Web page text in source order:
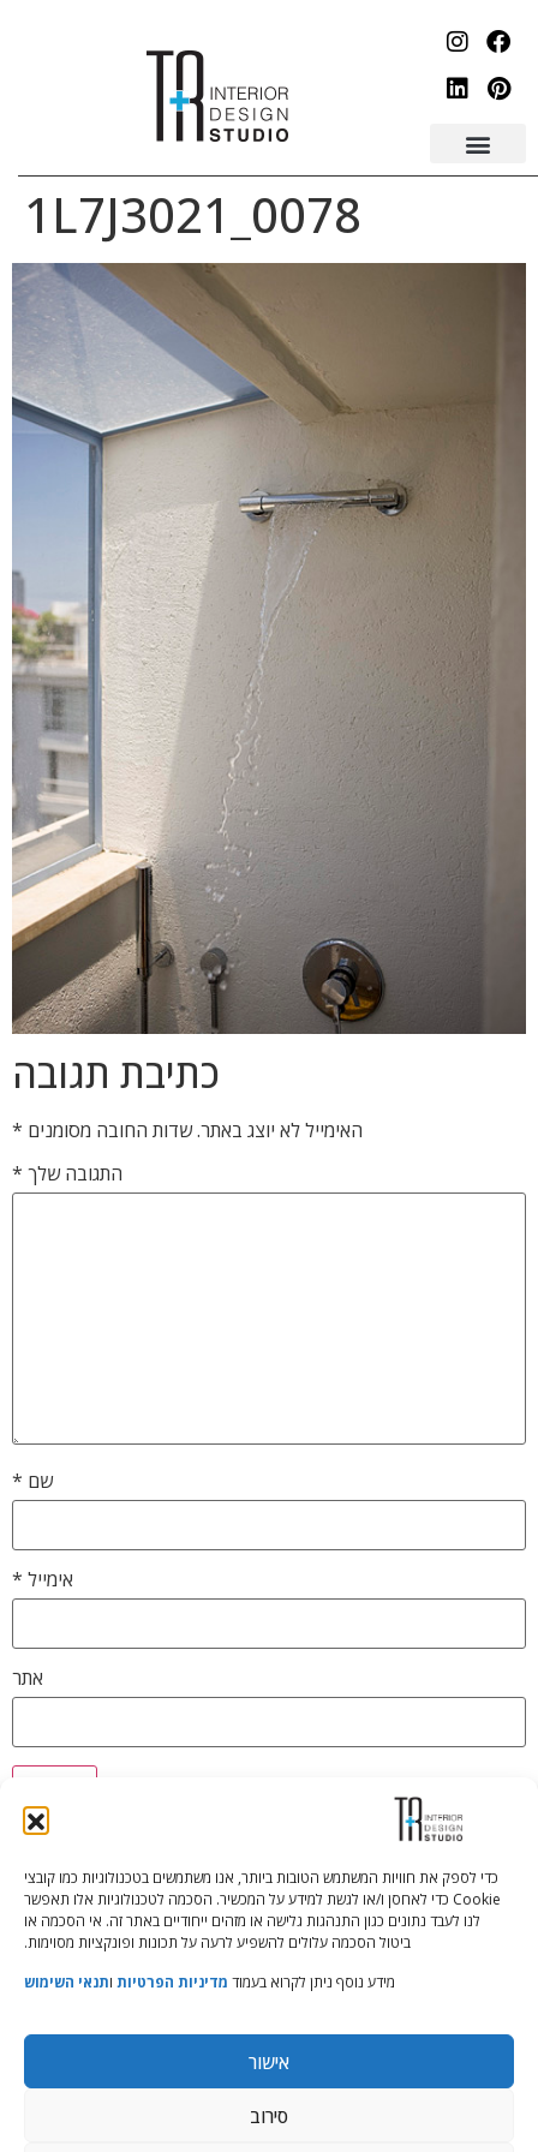
כדי לספק את חוויות המשתמש הטובות ביותר, אנו משתמשים בטכנולוגיות כמו קובצי
Cookie כדי לאחסן ו/או לגשת למידע על המכשיר. הסכמה לטכנולוגיות אלו תאפשר
לנו לעבד נתונים כגון התנהגות גלישה או מזהים ייחודיים באתר זה. אי הסכמה או
ביטול הסכמה עלולים להשפיע לרעה על תכונות ופונקציות מסוימות.
מידע נוסף ניתן לקרוא בעמוד מדיניות הפרטיות ותנאי השימוש
אישור
סירוב
1L7J3021_0078
כתיבת תגובה
האימייל לא יוצג באתר.שדות החובה מסומנים *
התגובה שלך *
שם *
אימייל *
אתר
Tali Shenfeld:052.620.2446
tali@TRstudio.co.il
rakefet@TRstudio.co.il